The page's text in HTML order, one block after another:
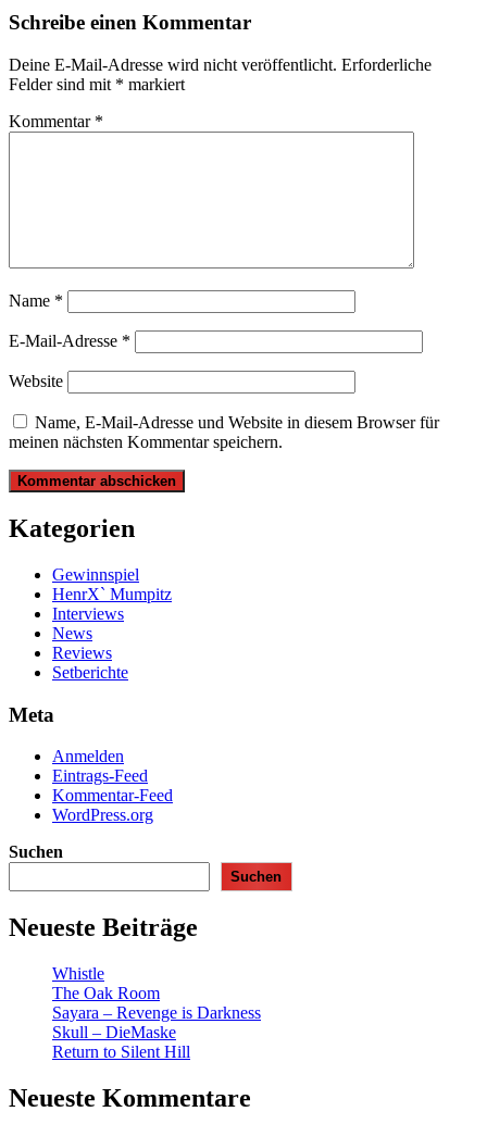
Schreibe einen Kommentar
Deine E-Mail-Adresse wird nicht veröffentlicht. Erforderliche
Felder sind mit * markiert
Kommentar *
Name *
E-Mail-Adresse *
Website
Name, E-Mail-Adresse und Website in diesem Browser für
meinen nächsten Kommentar speichern.
Kategorien
Gewinnspiel
HenrX` Mumpitz
Interviews
News
Reviews
Setberichte
Meta
Anmelden
Eintrags-Feed
Kommentar-Feed
WordPress.org
Suchen
Suchen
Neueste Beiträge
Whistle
The Oak Room
Sayara – Revenge is Darkness
Skull – DieMaske
Return to Silent Hill
Neueste Kommentare